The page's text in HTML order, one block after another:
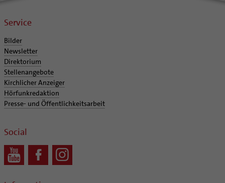
Service
Bilder
Newsletter
Direktorium
Stellenangebote
Kirchlicher Anzeiger
Hörfunkredaktion
Presse- und Öffentlichkeitsarbeit
Social